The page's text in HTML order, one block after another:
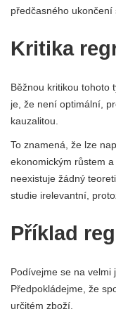
předčasného ukončení
Kritika
Běžnou kritikou tohoto
je, že není optimální,
kauzalitou.
To znamená, že lze
ekonomickým růstem
neexistuje žádný
studie irelevantní,
Příklad
Podívejme se na velmi
Předpokládejme, že
určitém zboží.